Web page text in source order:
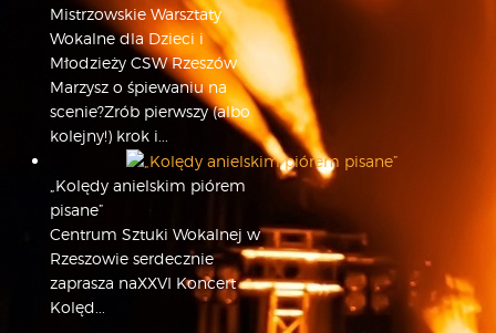
Mistrzowskie Warsztaty
Wokalne dla Dzieci i
Młodzieży CSW Rzeszów
Marzysz o śpiewaniu na
scenie?Zrób pierwszy (albo
kolejny!) krok i...
„Kolędy anielskim piórem
pisane”
Centrum Sztuki Wokalnej w
Rzeszowie serdecznie
zaprasza naXXVI Koncert
Kolęd...